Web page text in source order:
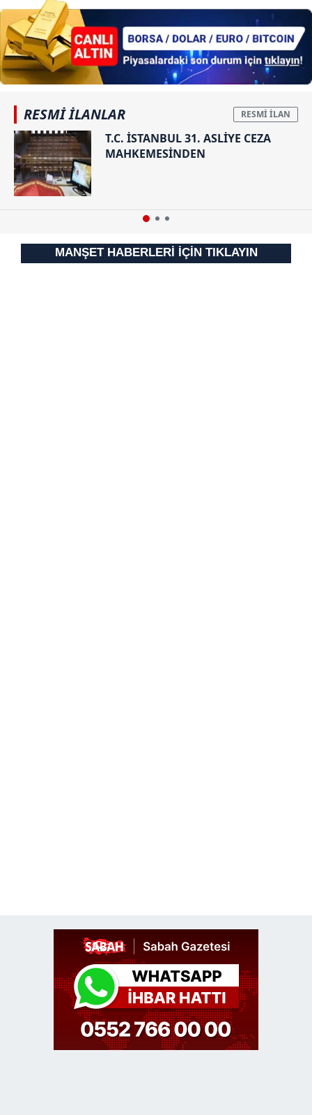
RESMİ İLANLAR
T.C. İSTANBUL 31. ASLİYE CEZA
MAHKEMESİNDEN
MANŞET HABERLERİ İÇİN TIKLAYIN